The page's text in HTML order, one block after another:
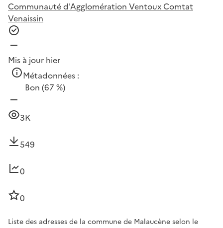
Communauté d'Agglomération Ventoux Comtat
Venaissin
Mis à jour hier
Métadonnées :
Bon (67 %)
3K
549
0
0
Liste des adresses de la commune de Malaucène selon le